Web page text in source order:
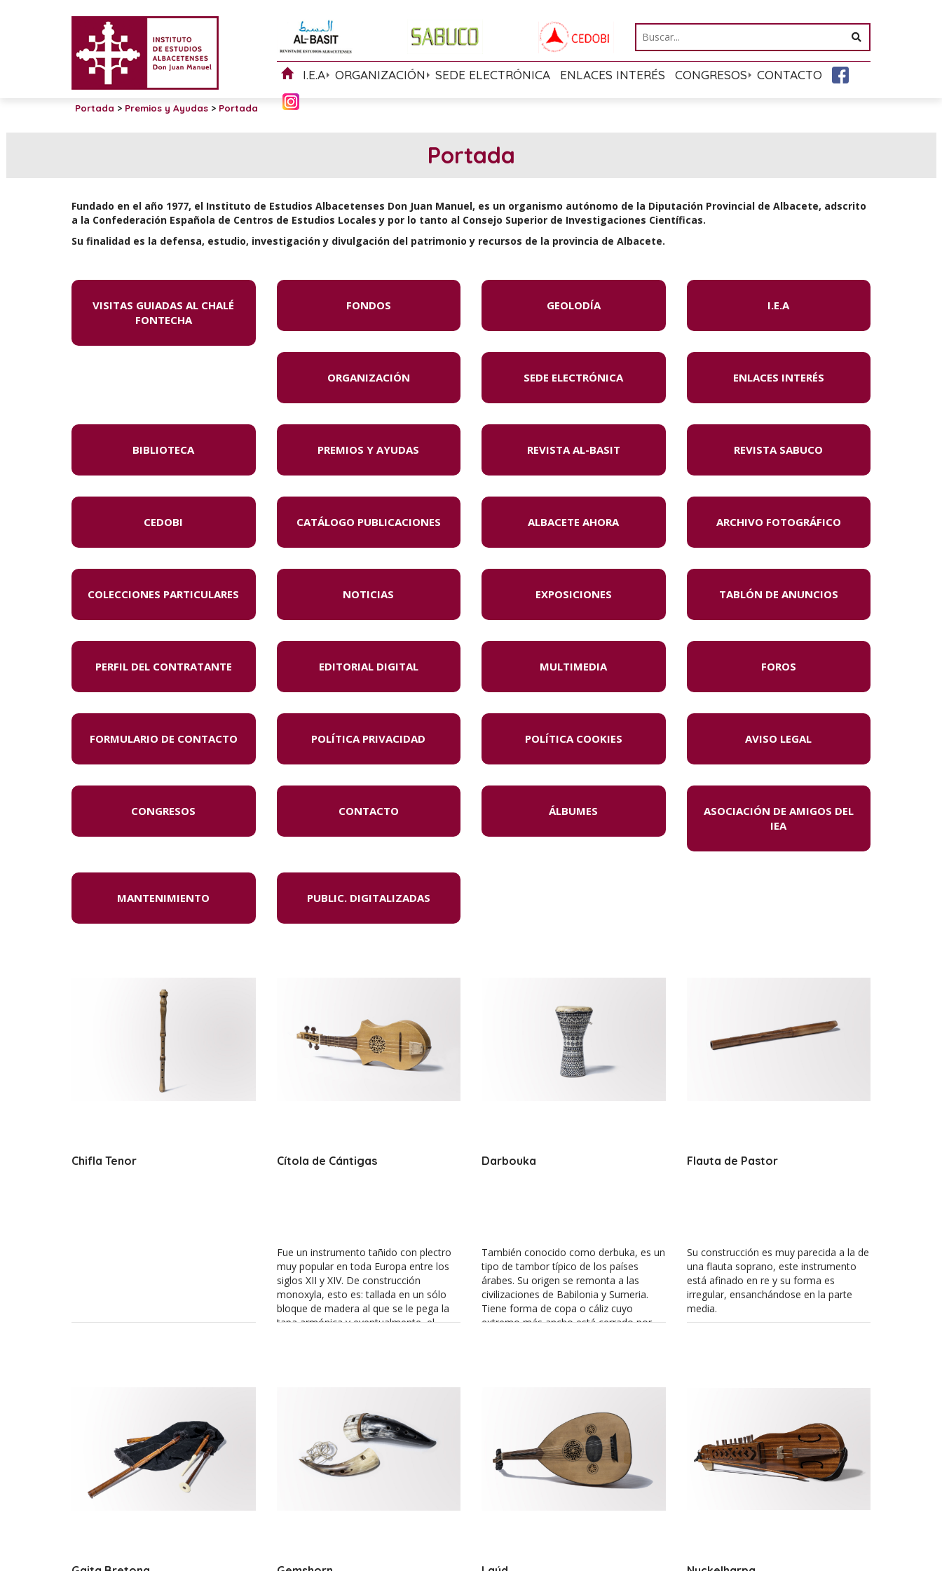
I.E.A ORGANIZACIÓN SEDE ELECTRÓNICA ENLACES INTERÉS CONGRESOS CONTACTO
Portada > Premios y Ayudas > Portada
Portada
Fundado en el año 1977, el Instituto de Estudios Albacetenses Don Juan Manuel, es un organismo autónomo de la Diputación Provincial de Albacete, adscrito
a la Confederación Española de Centros de Estudios Locales y por lo tanto al Consejo Superior de Investigaciones Científicas.
Su finalidad es la defensa, estudio, investigación y divulgación del patrimonio y recursos de la provincia de Albacete.
VISITAS GUIADAS AL CHALÉ
FONTECHA
FONDOS GEOLODÍA I.E.A
ORGANIZACIÓN SEDE ELECTRÓNICA ENLACES INTERÉS
BIBLIOTECA PREMIOS Y AYUDAS REVISTA AL-BASIT REVISTA SABUCO
CEDOBI CATÁLOGO PUBLICACIONES ALBACETE AHORA ARCHIVO FOTOGRÁFICO
COLECCIONES PARTICULARES NOTICIAS EXPOSICIONES TABLÓN DE ANUNCIOS
PERFIL DEL CONTRATANTE EDITORIAL DIGITAL MULTIMEDIA FOROS
FORMULARIO DE CONTACTO POLÍTICA PRIVACIDAD POLÍTICA COOKIES AVISO LEGAL
CONGRESOS CONTACTO ÁLBUMES
ASOCIACIÓN DE AMIGOS DEL
IEA
MANTENIMIENTO PUBLIC. DIGITALIZADAS
Chifla Tenor Cítola de Cántigas
Fue un instrumento tañido con plectro
muy popular en toda Europa entre los
siglos XII y XIV. De construcción
monoxyla, esto es: tallada en un sólo
bloque de madera al que se le pega la
tapa armónica y eventualmente, el
Darbouka
También conocido como derbuka, es un
tipo de tambor típico de los países
árabes. Su origen se remonta a las
civilizaciones de Babilonia y Sumeria.
Tiene forma de copa o cáliz cuyo
extremo más ancho está cerrado por
Flauta de Pastor
Su construcción es muy parecida a la de
una flauta soprano, este instrumento
está afinado en re y su forma es
irregular, ensanchándose en la parte
media.
término “flauta” en castellano aparece
amor (ca. 1330) del Arcipreste de Hita
(ca. 1283 – ca. 1350).